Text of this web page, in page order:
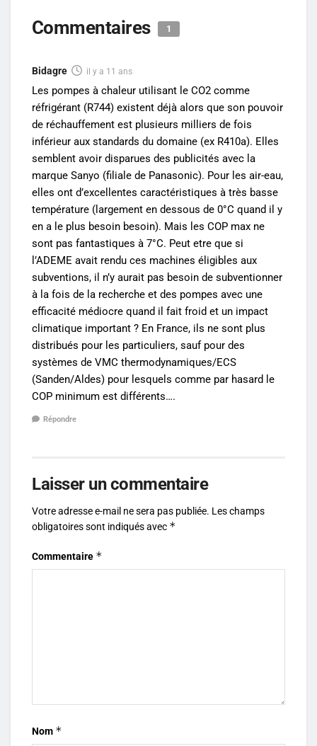
Commentaires 1
Bidagre il y a 11 ans
Les pompes à chaleur utilisant le CO2 comme
réfrigérant (R744) existent déjà alors que son pouvoir
de réchauffement est plusieurs milliers de fois
inférieur aux standards du domaine (ex R410a). Elles
semblent avoir disparues des publicités avec la
marque Sanyo (filiale de Panasonic). Pour les air-eau,
elles ont d’excellentes caractéristiques à très basse
température (largement en dessous de 0°C quand il y
en a le plus besoin besoin). Mais les COP max ne
sont pas fantastiques à 7°C. Peut etre que si
l’ADEME avait rendu ces machines éligibles aux
subventions, il n’y aurait pas besoin de subventionner
à la fois de la recherche et des pompes avec une
efficacité médiocre quand il fait froid et un impact
climatique important ? En France, ils ne sont plus
distribués pour les particuliers, sauf pour des
systèmes de VMC thermodynamiques/ECS
(Sanden/Aldes) pour lesquels comme par hasard le
COP minimum est différents….
Répondre
Laisser un commentaire
Votre adresse e-mail ne sera pas publiée. Les champs
obligatoires sont indiqués avec *
Commentaire *
Nom *